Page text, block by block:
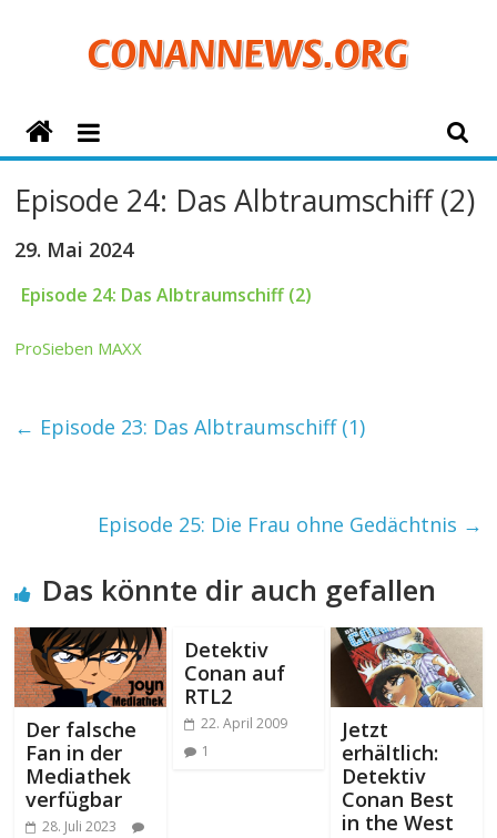
ConanNews.org
Conan
Episode 24: Das Albtraumschiff (2)
29. Mai 2024
Episode 24: Das Albtraumschiff (2)
ProSieben MAXX
← Episode 23: Das Albtraumschiff (1)
Episode 25: Die Frau ohne Gedächtnis →
Das könnte dir auch gefallen
Der falsche
Fan in der
Mediathek
verfügbar
28. Juli 2023
Detektiv
Conan auf
RTL2
22. April 2009
1
Jetzt
erhältlich:
Detektiv
Conan Best
in the West